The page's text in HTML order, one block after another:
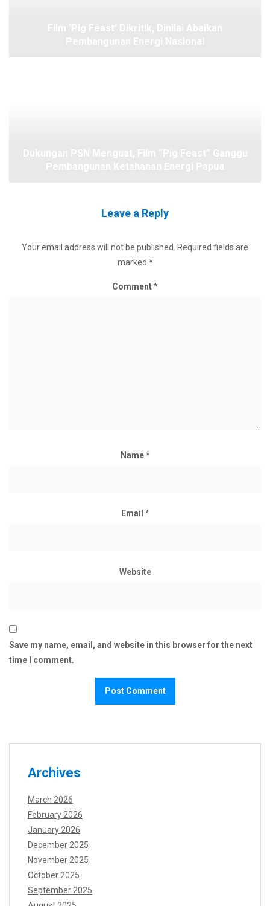
Leave a Reply
Your email address will not be published.
Required fields are
marked *
Comment*
Name*
Email *
Website
Save my name, email, and website in this browser for the next
time I comment.
Archives
March 2026
February 2026
January 2026
December 2025
November 2025
October 2025
September 2025